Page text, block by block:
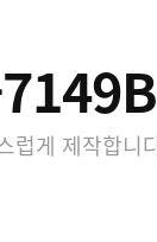
럽게 제작합니